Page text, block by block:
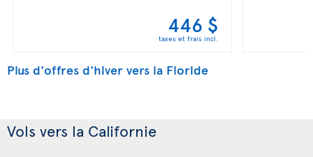
446 $
taxes et frais incl.
Plus d'offres d'hiver vers la Floride
Vols vers la Californie